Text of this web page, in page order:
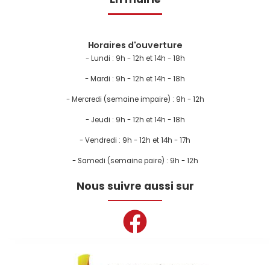
Horaires d'ouverture
- Lundi : 9h - 12h et 14h - 18h
- Mardi : 9h - 12h et 14h - 18h
- Mercredi (semaine impaire) : 9h - 12h
- Jeudi : 9h - 12h et 14h - 18h
- Vendredi : 9h - 12h et 14h - 17h
- Samedi (semaine paire) : 9h - 12h
Nous suivre aussi sur